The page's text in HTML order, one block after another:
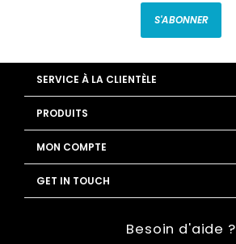
S'ABONNER
SERVICE À LA CLIENTÈLE
PRODUITS
MON COMPTE
GET IN TOUCH
Besoin d'aide ?